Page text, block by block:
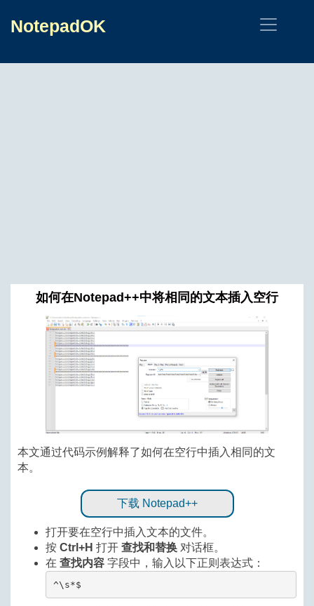
NotepadOK
如何在Notepad++中将相同的文本插入空行
本文通过代码示例解释了如何在空行中插入相同的文
本。
下载 Notepad++
打开要在空行中插入文本的文件。
按 Ctrl+H 打开 查找和替换 对话框。
在 查找内容 字段中，输入以下正则表达式：
^\s*$